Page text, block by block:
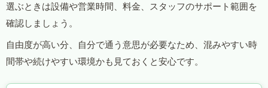
選ぶときは設備や営業時間、料金、スタッフのサポート範囲を
確認しましょう。
自由度が高い分、自分で通う意思が必要なため、混みやすい時
間帯や続けやすい環境かも見ておくと安心です。